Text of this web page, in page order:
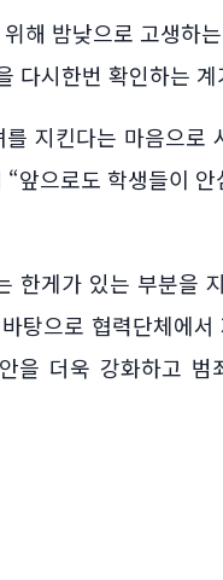
해 밤낮으로 고생하
다시한번 확인하는
지킨다는 마음으로
앞으로도 학생들이
한게가 있는 부분을
탕으로 협력단체에
을 더욱 강화하고 범